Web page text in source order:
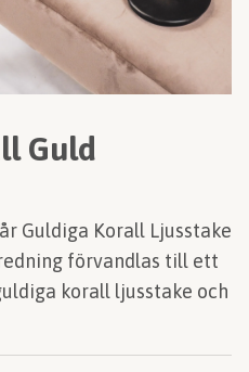
Guld
Guldiga Korall Ljusstake
förvandlas till ett
korall ljusstake och